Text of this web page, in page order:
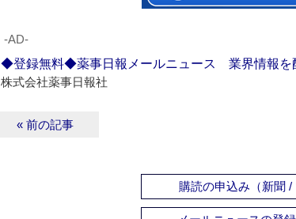
‐AD‐
◆登録無料◆薬事日報メールニュース 業界情報を
株式会社薬事日報社
« 前の記事
購読の申込み（新聞 /